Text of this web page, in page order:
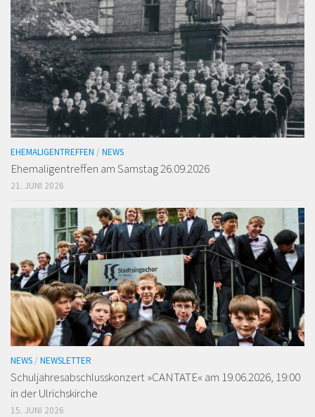
EHEMALIGENTREFFEN / NEWS
Ehemaligen­treffen am Samstag 26.09.2026
21. JUNI 2026
NEWS / NEWSLETTER
Schuljahresabschlusskonzert »CANTATE« am 19.06.2026, 19:00
in der Ulrichskirche
15. JUNI 2026